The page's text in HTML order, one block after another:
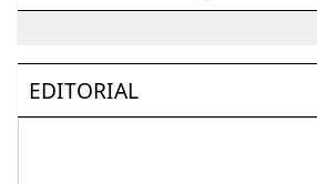
EDITORIAL